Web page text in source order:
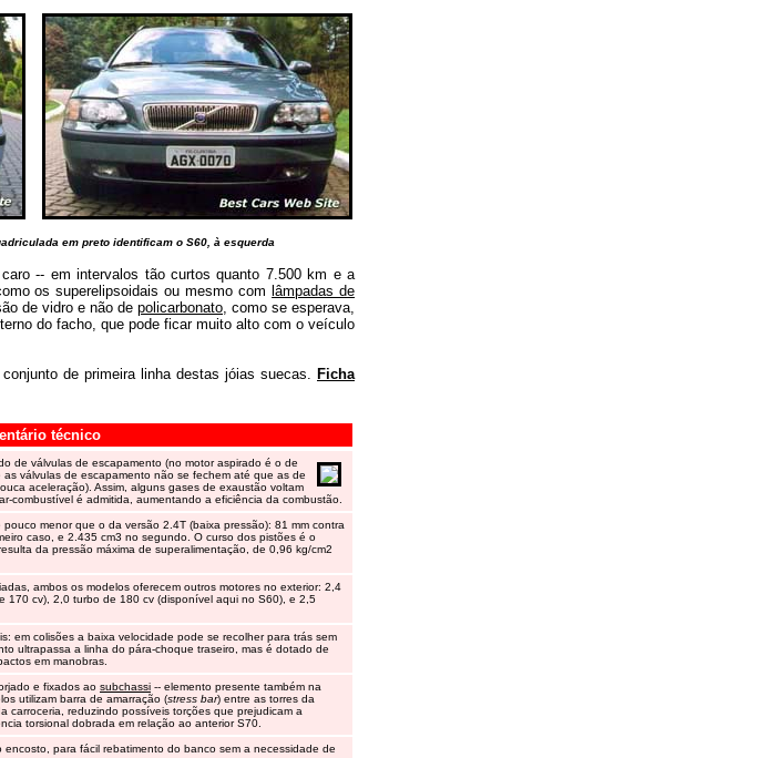
em preto identificam o S60, à esquerda
-- em intervalos tão curtos quanto 7.500 km e a
os superelipsoidais ou mesmo com lâmpadas de
de vidro e não de policarbonato, como se esperava,
do facho, que pode ficar muito alto com o veículo
de primeira linha destas jóias suecas. Ficha
técnico
de válvulas de escapamento (no motor aspirado é o de
válvulas de escapamento não se fechem até que as de
aceleração). Assim, alguns gases de exaustão voltam
combustível é admitida, aumentando a eficiência da combustão.
menor que o da versão 2.4T (baixa pressão): 81 mm contra
caso, e 2.435 cm3 no segundo. O curso dos pistões é o
da pressão máxima de superalimentação, de 0,96 kg/cm2
ambos os modelos oferecem outros motores no exterior: 2,4
170 cv), 2,0 turbo de 180 cv (disponível aqui no S60), e 2,5
em colisões a baixa velocidade pode se recolher para trás sem
ultrapassa a linha do pára-choque traseiro, mas é dotado de
em manobras.
e fixados ao subchassi -- elemento presente também na
utilizam barra de amarração (stress bar) entre as torres da
carroceria, reduzindo possíveis torções que prejudicam a
torsional dobrada em relação ao anterior S70.
para fácil rebatimento do banco sem a necessidade de